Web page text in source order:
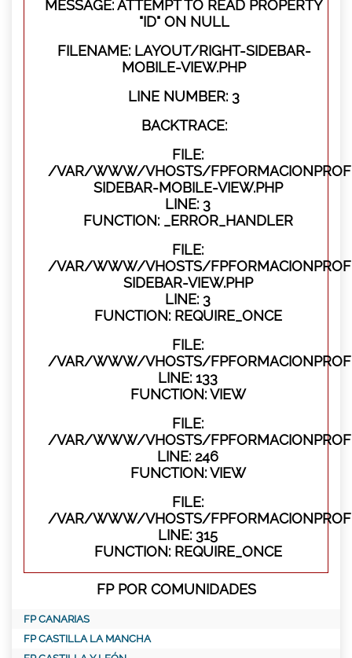
MESSAGE: ATTEMPT TO READ PROPERTY
"ID" ON NULL
FILENAME: LAYOUT/RIGHT-SIDEBAR-
MOBILE-VIEW.PHP
LINE NUMBER: 3
BACKTRACE:
FILE:
/VAR/WWW/VHOSTS/
SIDEBAR-MOBILE-VIEW.PHP
LINE: 3
FUNCTION: _ERROR_HANDLER
FILE:
/VAR/WWW/VHOSTS/
SIDEBAR-VIEW.PHP
LINE: 3
FUNCTION: REQUIRE_ONCE
FILE:
/VAR/WWW/VHOSTS/
LINE: 133
FUNCTION: VIEW
FILE:
/VAR/WWW/VHOSTS/
LINE: 246
FUNCTION: VIEW
FILE:
/VAR/WWW/VHOSTS/
LINE: 315
FUNCTION: REQUIRE_ONCE
FP POR COMUNIDADES
FP CANARIAS
FP CASTILLA LA MANCHA